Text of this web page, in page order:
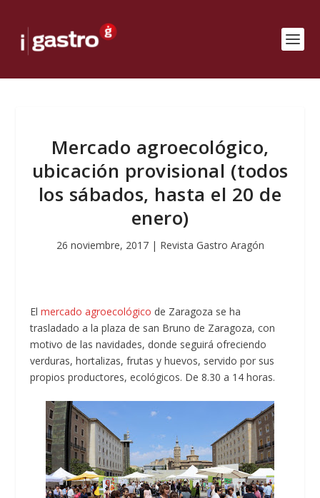
Mercado agroecológico,
ubicación provisional (todos
los sábados, hasta el 20 de
enero)
26 noviembre, 2017| Revista Gastro Aragón
Elmercado agroecológico de Zaragoza se ha
trasladado a la plaza de san Bruno de Zaragoza, con
motivo de las navidades, donde seguirá ofreciendo
verduras, hortalizas, frutas y huevos, servido por sus
propios productores, ecológicos. De 8.30 a 14 horas.